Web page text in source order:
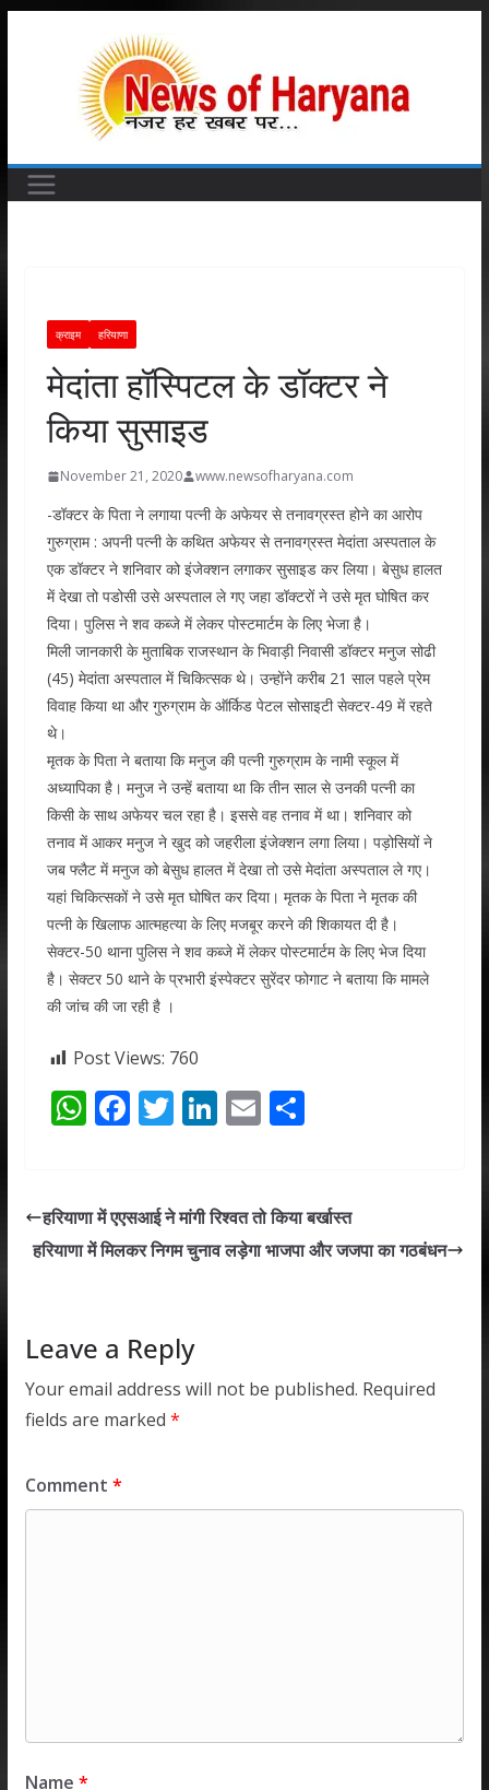
क्राइम हरियाणा
मेदांता हॉस्पिटल के डॉक्टर ने
किया सुसाइड
November 21, 2020 www.newsofharyana.com
-डॉक्टर के पिता ने लगाया पत्नी के अफेयर से तनावग्रस्त होने का आरोप
गुरुग्राम : अपनी पत्नी के कथित अफेयर से तनावग्रस्त मेदांता अस्पताल के
एक डॉक्टर ने शनिवार को इंजेक्शन लगाकर सुसाइड कर लिया। बेसुध हालत
में देखा तो पडोसी उसे अस्पताल ले गए जहा डॉक्टरों ने उसे मृत घोषित कर
दिया। पुलिस ने शव कब्जे में लेकर पोस्टमार्टम के लिए भेजा है।
मिली जानकारी के मुताबिक राजस्थान के भिवाड़ी निवासी डॉक्टर मनुज सोढी
(45) मेदांता अस्पताल में चिकित्सक थे। उन्होंने करीब 21 साल पहले प्रेम
विवाह किया था और गुरुग्राम के ऑर्किड पेटल सोसाइटी सेक्टर-49 में रहते
थे।
मृतक के पिता ने बताया कि मनुज की पत्नी गुरुग्राम के नामी स्कूल में
अध्यापिका है। मनुज ने उन्हें बताया था कि तीन साल से उनकी पत्नी का
किसी के साथ अफेयर चल रहा है। इससे वह तनाव में था। शनिवार को
तनाव में आकर मनुज ने खुद को जहरीला इंजेक्शन लगा लिया। पड़ोसियों ने
जब फ्लैट में मनुज को बेसुध हालत में देखा तो उसे मेदांता अस्पताल ले गए।
यहां चिकित्सकों ने उसे मृत घोषित कर दिया। मृतक के पिता ने मृतक की
पत्नी के खिलाफ आत्महत्या के लिए मजबूर करने की शिकायत दी है।
सेक्टर-50 थाना पुलिस ने शव कब्जे में लेकर पोस्टमार्टम के लिए भेज दिया
है। सेक्टर 50 थाने के प्रभारी इंस्पेक्टर सुरेंदर फोगाट ने बताया कि मामले
की जांच की जा रही है ।
Post Views: 760
W
s
A
F
b
o
T
er
Li
e
dI
E
l
S
e
हरियाणा में एएसआई ने मांगी रिश्वत तो किया बर्खास्त
हरियाणा में मिलकर निगम चुनाव लड़ेगा भाजपा और जजपा का गठबंधन
Leave a Reply
Your email address will not be published. Required
fields are marked *
Comment *
Name *